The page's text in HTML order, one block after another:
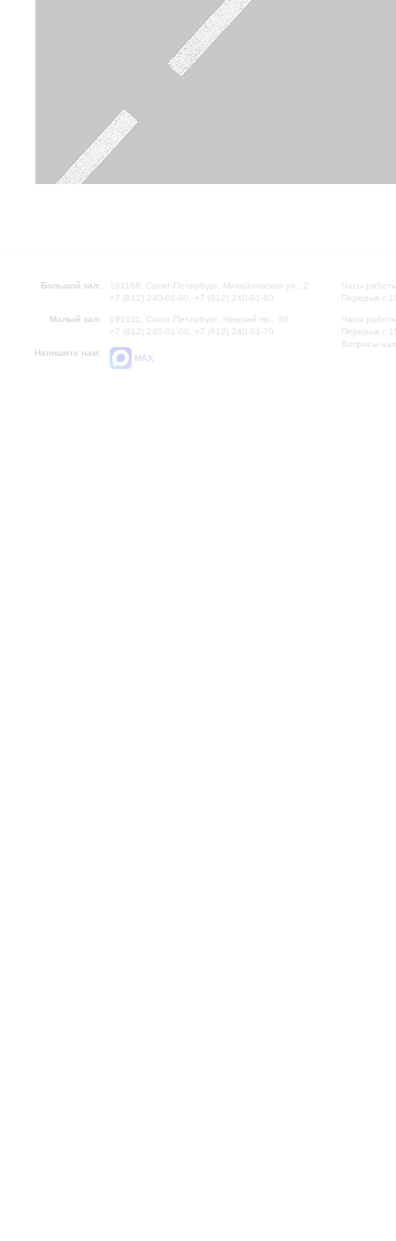
Большой зал:
191186, Санкт-Петербург, Михайловская ул., 2
+7 (812) 240-01-00, +7 (812) 240-01-80
Малый зал:
191011, Санкт-Петербург, Невский пр., 30
+7 (812) 240-01-00, +7 (812) 240-01-70
Напишите нам:
MAX
Часы
Перерыв с
Часы
Перерыв с
Вопросы